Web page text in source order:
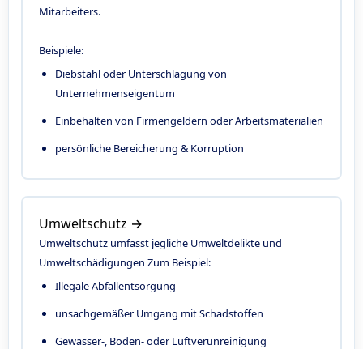
Mitarbeiters.
Beispiele:
Diebstahl oder Unterschlagung von
Unternehmenseigentum
Einbehalten von Firmengeldern oder Arbeitsmaterialien
persönliche Bereicherung & Korruption
Umweltschutz →
Umweltschutz umfasst jegliche Umweltdelikte und
Umweltschädigungen Zum Beispiel:
Illegale Abfallentsorgung
unsachgemäßer Umgang mit Schadstoffen
Gewässer-, Boden- oder Luftverunreinigung